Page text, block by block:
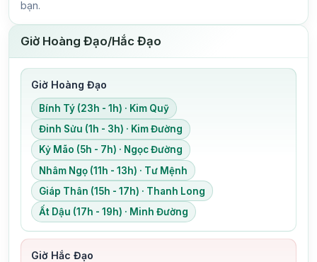
bạn.
Giờ Hoàng Đạo/Hắc Đạo
Giờ Hoàng Đạo
Bính Tý (23h - 1h) · Kim Quỹ
Đinh Sửu (1h - 3h) · Kim Đường
Kỷ Mão (5h - 7h) · Ngọc Đường
Nhâm Ngọ (11h - 13h) · Tư Mệnh
Giáp Thân (15h - 17h) · Thanh Long
Ất Dậu (17h - 19h) · Minh Đường
Giờ Hắc Đạo